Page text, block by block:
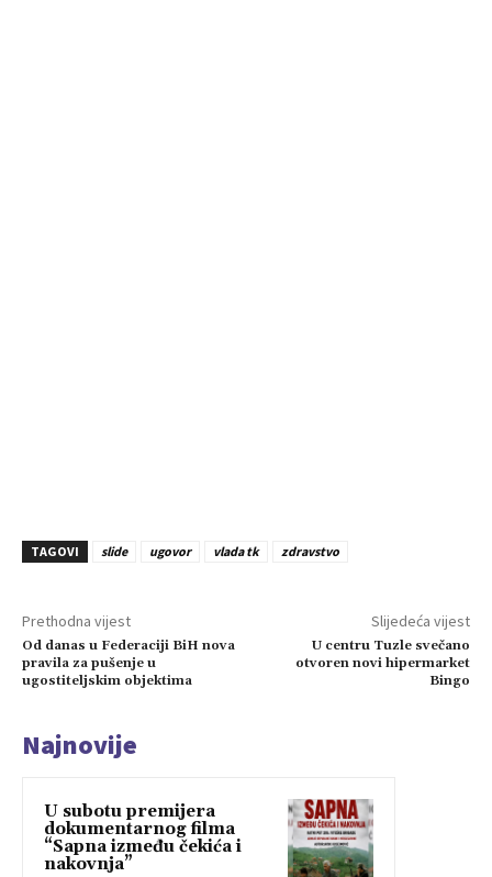
TAGOVI slide ugovor vlada tk zdravstvo
Prethodna vijest
Od danas u Federaciji BiH nova
pravila za pušenje u
ugostiteljskim objektima
Slijedeća vijest
U centru Tuzle svečano
otvoren novi hipermarket
Bingo
Najnovije
U subotu premijera
dokumentarnog filma
“Sapna između čekića i
nakovnja”